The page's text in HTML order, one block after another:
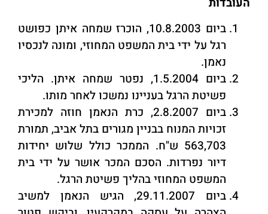
ביום 10.8.2003, הוכרז שמחה איתן כפושט
רגל על ידי בית המשפט המחוזי, ומונה לנכסיו
נאמן.
ביום 1.5.2004, נפטר שמחה איתן. הליכי
פשיטת הרגל בעניינו נמשכו לאחר מותו.
ביום 2.8.2007, כרת הנאמן חוזה למכירת
זכויות המנוח בבניין מגורים בתל אביב, תמורת
563,703 ש"ח. הממכר כולל שלוש יחידות
דיור נפרדות. הסכם המכר אושר על ידי בית
המשפט המחוזי בהליך פשיטת הרגל.
ביום 29.11.2007, הגיש הנאמן למשיב